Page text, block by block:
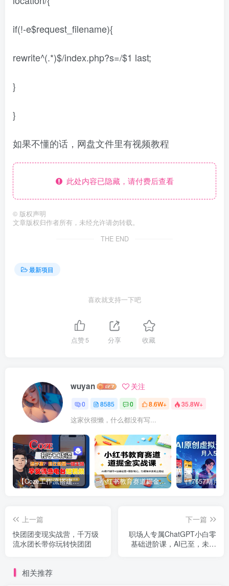
if(!-e$request_filename){
rewrite^(.*)$/index.php?s=/$1 last;
}
}
如果不懂的话，网盘文件里有视频教程
此处内容已隐藏，请付费后查看
© 版权声明
文章版权归作者所有，未经允许请勿转载。
THE END
最新项目
喜欢就支持一下吧
点赞5 分享 收藏
wuyan 关注
0 8585 0 8.6W+ 35.8W+
这家伙很懒，什么都没有写...
【Coze工作流搭建实操教程】【coze】早安情感电台日签视频还在手动做？用扣子工作流自动生成，省时90% 小红书教育赛道掘金实战课：AI课件制作+店铺运营+爆款笔记，打通知识变现全路径
上一篇
快团团变现实战营，千万级
流水团长带你玩转快团团
下一篇
职场人专属ChatGPT小白零
基础进阶课，AI已至，未来
相关推荐